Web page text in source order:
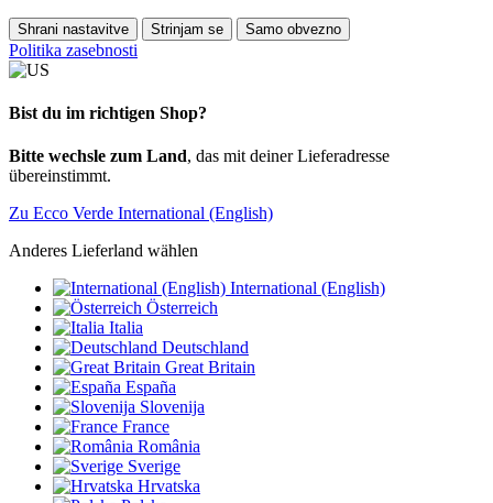
Shrani nastavitve Strinjam se Samo obvezno
Politika zasebnosti
Bist du im richtigen Shop?
Bitte wechsle zum Land, das mit deiner Lieferadresse
übereinstimmt.
Zu Ecco Verde International (English)
Anderes Lieferland wählen
International (English)
Österreich
Italia
Deutschland
Great Britain
España
Slovenija
France
România
Sverige
Hrvatska